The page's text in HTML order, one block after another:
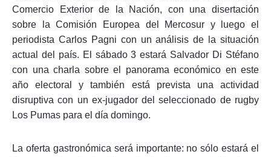
Comercio Exterior de la Nación, con una disertación
sobre la Comisión Europea del Mercosur y luego el
periodista Carlos Pagni con un análisis de la situación
actual del país. El sábado 3 estará Salvador Di Stéfano
con una charla sobre el panorama económico en este
año electoral y también está prevista una actividad
disruptiva con un ex-jugador del seleccionado de rugby
Los Pumas para el día domingo.
La oferta gastronómica será importante: no sólo estará el